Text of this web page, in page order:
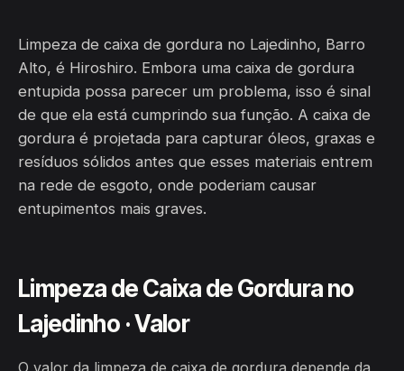
Limpeza de caixa de gordura no Lajedinho, Barro
Alto, é Hiroshiro. Embora uma caixa de gordura
entupida possa parecer um problema, isso é sinal
de que ela está cumprindo sua função. A caixa de
gordura é projetada para capturar óleos, graxas e
resíduos sólidos antes que esses materiais entrem
na rede de esgoto, onde poderiam causar
entupimentos mais graves.
Limpeza de Caixa de Gordura no
Lajedinho · Valor
O valor da limpeza de caixa de gordura depende da